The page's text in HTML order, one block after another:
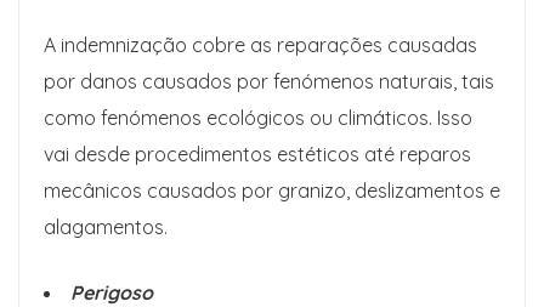
A indemnização cobre as reparações causadas
por danos causados ​​por fenómenos naturais, tais
como fenómenos ecológicos ou climáticos. Isso
vai desde procedimentos estéticos até reparos
mecânicos causados ​​por granizo, deslizamentos e
alagamentos.
Perigoso